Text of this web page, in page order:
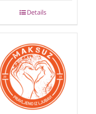
Details